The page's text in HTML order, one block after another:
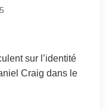
sur l’identité
Craig dans le